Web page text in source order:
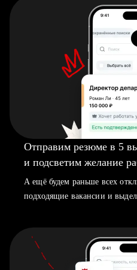
Отправим резюме в 5
и подсветим желание
А ещё будем раньше всех
подходящие вакансии и